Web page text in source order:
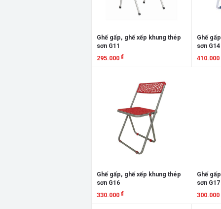
Ghế gấp, ghế xếp khung thép
sơn G11
295.000 ₫
Ghế
sơn G14
410.000
Ghế gấp, ghế xếp khung thép
sơn G16
330.000 ₫
Ghế
sơn
300.000